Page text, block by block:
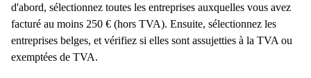
d'abord, sélectionnez toutes les entreprises auxquelles vous avez
facturé au moins 250 € (hors TVA). Ensuite, sélectionnez les
entreprises belges, et vérifiez si elles sont assujetties à la TVA ou
exemptées de TVA.